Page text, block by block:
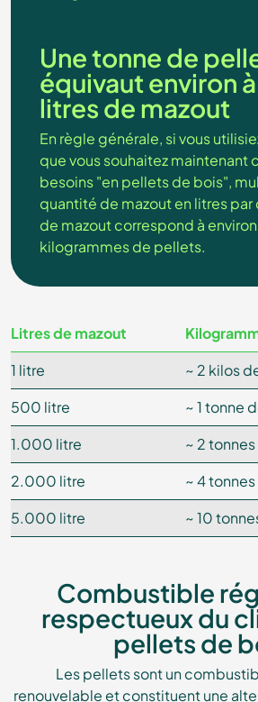
Une tonne de
équivaut environ
litres de mazout
En règle générale, si vous
que vous souhaitez maintenant
besoins "en pellets de bois",
quantité de mazout en litres par
de mazout correspond à
kilogrammes de pellets.
Litres de mazout
1 litre
~ 2 kilos
500 litre
~ 1 tonne
1.000 litre
~ 2
2.000 litre
~ 4
5.000 litre
~ 10
Combustible
respectueux du
pellets de
Les pellets sont un
renouvelable et constituent une